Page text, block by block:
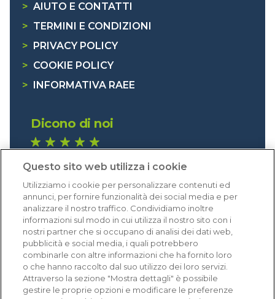
> AIUTO E CONTATTI
> TERMINI E CONDIZIONI
>
PRIVACY POLICY
> COOKIE POLICY
>
INFORMATIVA RAEE
Dicono di noi
Eccellente (4,8)
Acquisti verificati
Questo sito web utilizza i cookie
Utilizziamo i cookie per personalizzare contenuti ed
annunci, per fornire funzionalità dei social media e per
analizzare il nostro traffico. Condividiamo inoltre
informazioni sul modo in cui utilizza il nostro sito con i
nostri partner che si occupano di analisi dei dati web,
pubblicità e social media, i quali potrebbero
combinarle con altre informazioni che ha fornito loro
o che hanno raccolto dal suo utilizzo dei loro servizi.
Attraverso la sezione "Mostra dettagli" è possibile
gestire le proprie opzioni e modificare le preferenze